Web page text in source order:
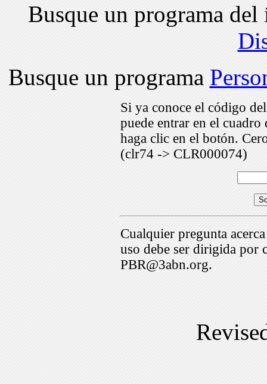
Busque un programa
Busque un programa
Si ya conoce el código
puede entrar en el
haga clic en el botón.
(clr74 -> CLR000074)
Cualquier pregunta
uso debe ser dirigida por
PBR@3abn.org.